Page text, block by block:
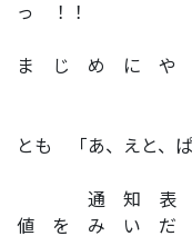
っ ！！
ま じ め に や
とも 「あ、えと、ぱ
通 知 表 の
値 を み い だ